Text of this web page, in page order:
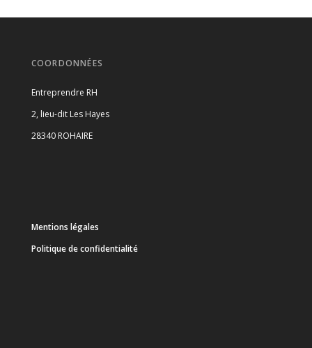
COORDONNÉES
Entreprendre RH
2, lieu-dit Les Hayes
28340 ROHAIRE
Mentions légales
Politique de confidentialité